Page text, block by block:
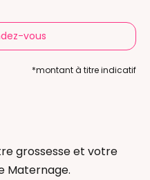
vous
*montant à titre indicatif
grossesse et votre
Maternage.